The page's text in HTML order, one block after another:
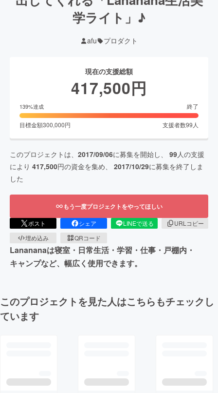
学ライト」♪
afu プロダクト
現在の支援総額
417,500円
139%達成 終了
目標金額300,000円 支援者数99 人
このプロジェクトは、 2017/09/06に募集を開始し、 99人の支援
により 417,500円の資金を集め、 2017/10/29に募集を終了しま
した
もう一度プロジェクトをやってほしい
ポスト シェア LINEで送る
URLコピー
埋め込み
QRコード
Lanananaは寝室・日常生活・学習・仕事・戸棚内・
キャンプなど、幅広く使用できます。
このプロジェクトを見た人はこちらもチェックし
ています